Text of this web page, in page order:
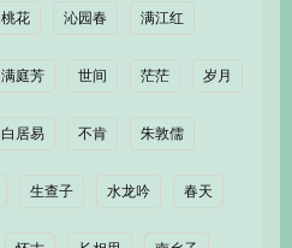
桃花 沁园春 满江红
满庭芳 世间 茫茫 岁月
白居易 不肯 朱敦儒
生查子 水龙吟 春天